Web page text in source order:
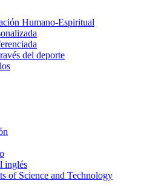
Humano-Espiritual
del deporte
inglés
of Science and Technology